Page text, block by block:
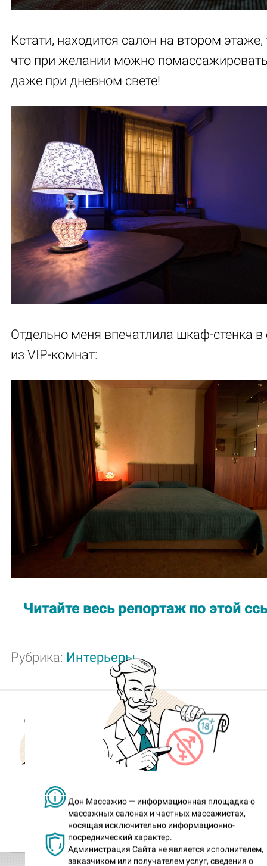
Дон Массажио — информационная площадка о
массажных салонах и частных массажистах,
носящая исключительно информационно-
посреднический характер.
Администрация Сайта не является исполнителем,
заказчиком или получателем услуг, сведения о
Кстати, находится салон на втором этаже,
что при желании можно
даже при дневном свете!
Отдельно меня впечатлила шкаф-стенка в
из VIP-комнат:
Читайте весь репортаж по этой
Рубрика: Интерьеры
Доны, напоминаю, что все
для удобства я публикую в
телеграм-каналах.
Следите за обновлениями!
Все ТГ каналы Дона Массажио